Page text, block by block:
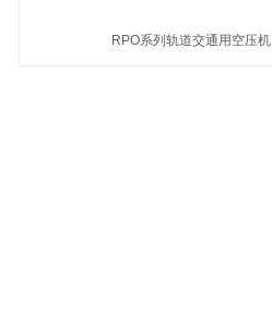
RPO系列轨道交通用空压机